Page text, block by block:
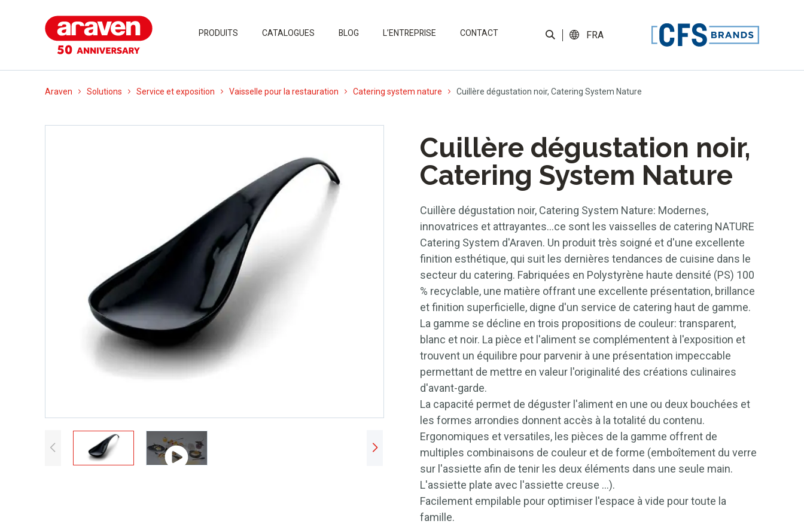
PRODUITS CATALOGUES BLOG L’ENTREPRISE CONTACT FRA
Araven Solutions Service et exposition Vaisselle pour la restauration Catering system nature Cuillère dégustation noir, Catering System Nature
Cuillère dégustation noir,
Catering System Nature
Cuillère dégustation noir, Catering System Nature: Modernes,
innovatrices et attrayantes...ce sont les vaisselles de catering NATURE
Catering System d'Araven. Un produit très soigné et d'une excellente
finition esthétique, qui suit les dernières tendances de cuisine dans le
secteur du catering. Fabriquées en Polystyrène haute densité (PS) 100
% recyclable, une matière offrant une excellente présentation, brillance
et finition superficielle, digne d'un service de catering haut de gamme.
La gamme se décline en trois propositions de couleur: transparent,
blanc et noir. La pièce et l'aliment se complémentent à l'exposition et
trouvent un équilibre pour parvenir à une présentation impeccable
permettant de mettre en valeur l'originalité des créations culinaires
d'avant-garde.
La capacité permet de déguster l'aliment en une ou deux bouchées et
les formes arrondies donnent accès à la totalité du contenu.
Ergonomiques et versatiles, les pièces de la gamme offrent de
multiples combinaisons de couleur et de forme (emboîtement du verre
sur l'assiette afin de tenir les deux éléments dans une seule main.
L'assiette plate avec l'assiette creuse …).
Facilement empilable pour optimiser l'espace à vide pour toute la
famille.